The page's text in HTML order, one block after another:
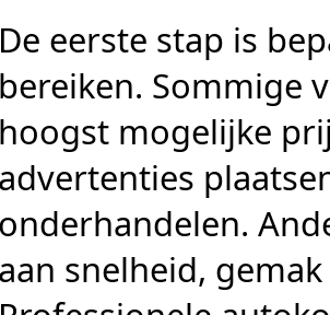
De eerste stap is
bereiken. Sommige
hoogst mogelijke
advertenties
onderhandelen.
aan snelheid,